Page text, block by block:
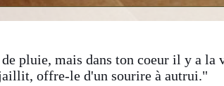
pluie, mais dans ton coeur il y a la
offre-le d'un sourire à autrui."